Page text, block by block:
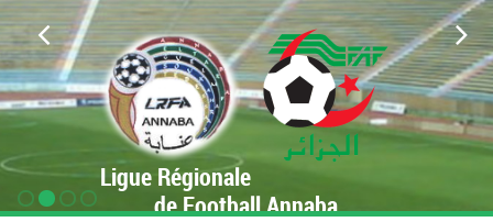
Ligue Régionale
de Football Annaba